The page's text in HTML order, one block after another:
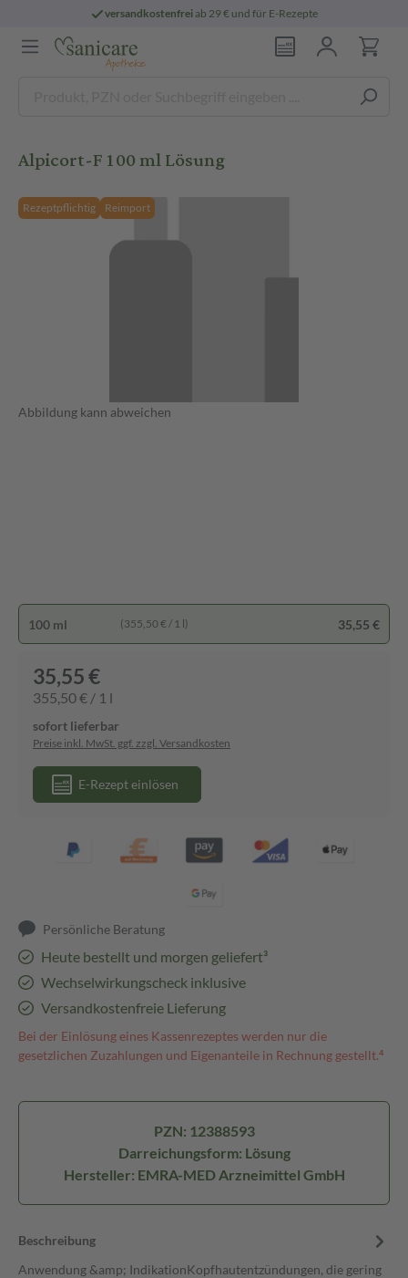
versandkostenfreiab 29 € und für E-Rezepte
Alpicort-F 100 ml Lösung
Rezeptpflichtig Reimport
Abbildung kann abweichen
100 ml (355,50 € / 1 l) 35,55 €
35,55 €
355,50 € / 1 l
sofort lieferbar
Preise inkl. MwSt. ggf. zzgl. Versandkosten
E-Rezept einlösen
Persönliche Beratung
Heute bestellt und morgen geliefert³
Wechselwirkungscheck inklusive
Versandkostenfreie Lieferung
Bei der Einlösung eines Kassenrezeptes werden nur die
gesetzlichen Zuzahlungen und Eigenanteile in Rechnung gestellt.⁴
PZN: 12388593
Darreichungsform: Lösung
Hersteller: EMRA-MED Arzneimittel GmbH
Beschreibung
Anwendung &amp; IndikationKopfhautentzündungen, die gering